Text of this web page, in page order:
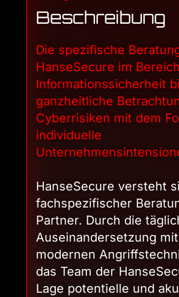
Beschreibung
Die spezifische
HanseSecure im
Informationssicherheit
ganzheitliche
Cyberrisiken mit dem
individuelle
HanseSecure versteht
fachspezifischer
Partner. Durch die
Auseinandersetzung mit
modernen
das Team der
Lage potentielle und